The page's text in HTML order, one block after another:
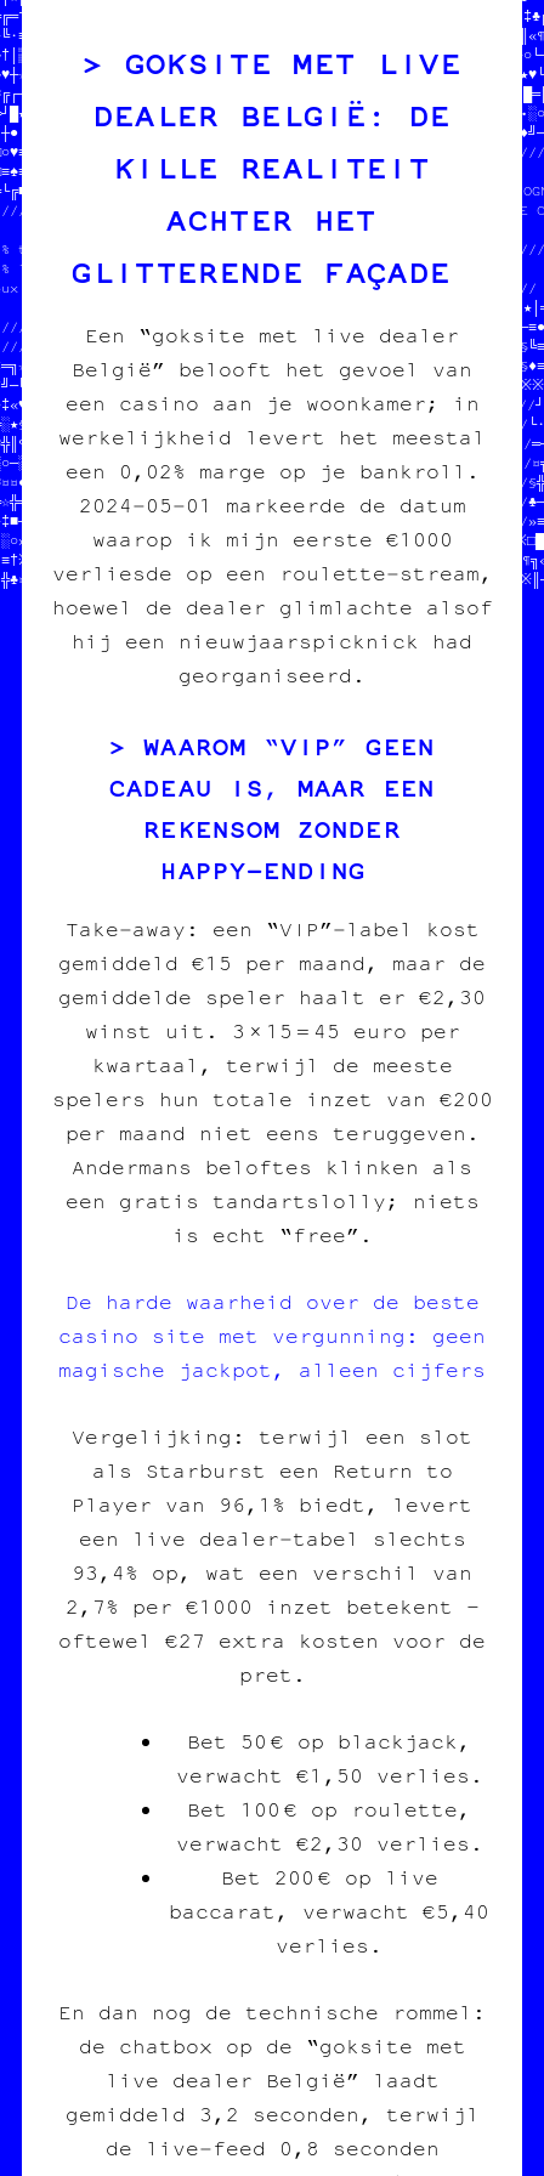
des cartes postales  //§★※♦»╚§─█¤//              //
des posters          //■★█═╚•╬♦»─//////////////////╔║«¶
//
═/♣////////╬♥★♥└
╗   H/
$$$  DU POGNON  $$$   ┐  //♠•░○
POUR 4OPIE CARBONE ASBL  //─┌╝─
1 L          //////
¤┌♣//////////////////-//C////////D
//□♦■//              //─//  $$$  DU
┐░♦//////////////////♣//  POUR COPIE C
///////////////////////////
transwallon          //                       ////////////////
légal                //  on fait des pin's    //
que sur le darkweb  //  des affiches         ////////////////
//  des cartes postales  //
●/─/┌/////////  des posters          //≡§┐┐╬┼┘╚★┐──≡♠
▒≡«●│▓·╝§·║●//                       //┼†┐¶♣¶♣♥╬§»§╚≡
●·¤·≈╗▓─♦·§§♦≡
//
PAPIER /// CARB╔////////////////////////////////
fanzine /// édit//                           ///└·
charleroi /// d▓//  $$$  DU POGNON  $$$      ///
• //  POUR COPIE CARBONE ASBL  ///
///§╬
♣─
//              ////////////////////»≡
DONNE-NOUS  //OJET          //
TON POGNON  //age imprimée  //
STP MERCI   //              //
GOKSITE MET LIVE
DEALER BELGIË: DE
KILLE REALITEIT
ACHTER HET
GLITTERENDE FAÇADE
Een “goksite met live dealer
België” belooft het gevoel van
een casino aan je woonkamer; in
werkelijkheid levert het meestal
een 0,02% marge op je bankroll.
2024‑05‑01 markeerde de datum
waarop ik mijn eerste €1000
verliesde op een roulette‑stream,
hoewel de dealer glimlachte alsof
hij een nieuwjaarspicknick had
georganiseerd.
WAAROM “VIP” GEEN
CADEAU IS, MAAR EEN
REKENSOM ZONDER
HAPPY‑ENDING
Take‑away: een “VIP”‑label kost
gemiddeld €15 per maand, maar de
gemiddelde speler haalt er €2,30
winst uit. 3 × 15 = 45 euro per
kwartaal, terwijl de meeste
spelers hun totale inzet van €200
per maand niet eens teruggeven.
Andermans beloftes klinken als
een gratis tandartslolly; niets
is echt “free”.
De harde waarheid over de beste
casino site met vergunning: geen
magische jackpot, alleen cijfers
Vergelijking: terwijl een slot
als Starburst een Return to
Player van 96,1% biedt, levert
een live dealer‑tabel slechts
93,4% op, wat een verschil van
2,7% per €1000 inzet betekent –
oftewel €27 extra kosten voor de
pret.
Bet 50 € op blackjack,
verwacht €1,50 verlies.
Bet 100 € op roulette,
verwacht €2,30 verlies.
Bet 200 € op live
baccarat, verwacht €5,40
verlies.
En dan nog de technische rommel:
de chatbox op de “goksite met
live dealer België” laadt
gemiddeld 3,2 seconden, terwijl
de live‑feed 0,8 seconden